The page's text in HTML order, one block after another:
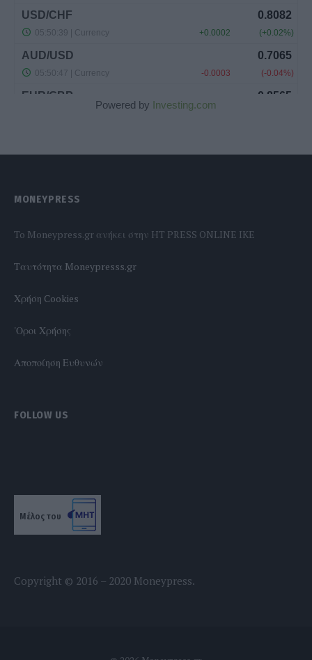
Powered by Investing.com
MONEYPRESS
To Moneypress.gr ανήκει στην HT PRESS ONLINE IKE
Tαυτότητα Moneypresss.gr
Χρήση Cookies
'Οροι Χρήσης
Αποποίηση Ευθυνών
FOLLOW US
Μέλος του
Copyright © 2016 – 2020 Moneypress.